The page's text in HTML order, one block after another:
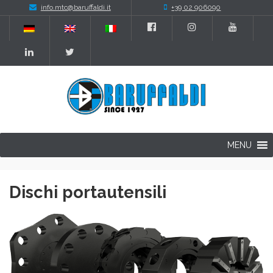
info.mtc@baruffaldi.it +39 02 906090
MENU
Dischi portautensili